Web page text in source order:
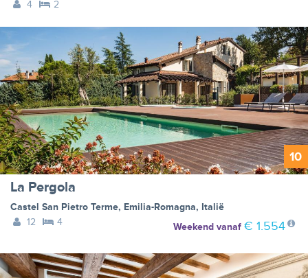
4 2
10
La Pergola
Castel San Pietro Terme, Emilia-Romagna, Italië
12
4 Weekendvanaf € 1.554